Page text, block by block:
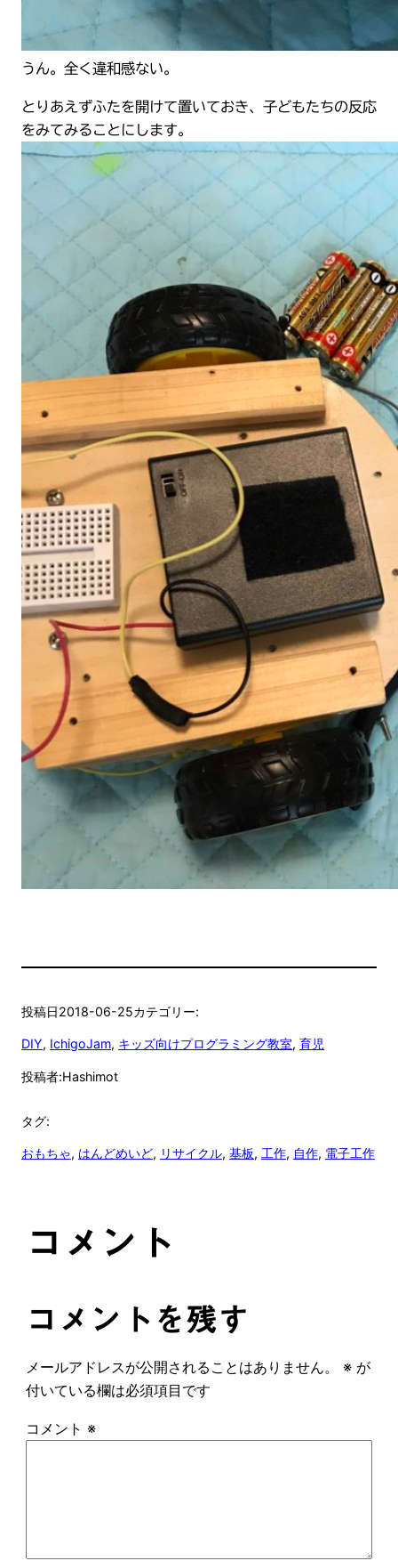
うん。全く違和感ない。
とりあえずふたを開けて置いておき、子どもたちの反応
をみてみることにします。
投稿日2018-06-25カテゴリー:
DIY, IchigoJam, キッズ向けプログラミング教室, 育児
投稿者:Hashimot
タグ:
おもちゃ, はんどめいど, リサイクル, 基板, 工作, 自作, 電子工作
コメント
コメントを残す
メールアドレスが公開されることはありません。 ※が
付いている欄は必須項目です
コメント ※